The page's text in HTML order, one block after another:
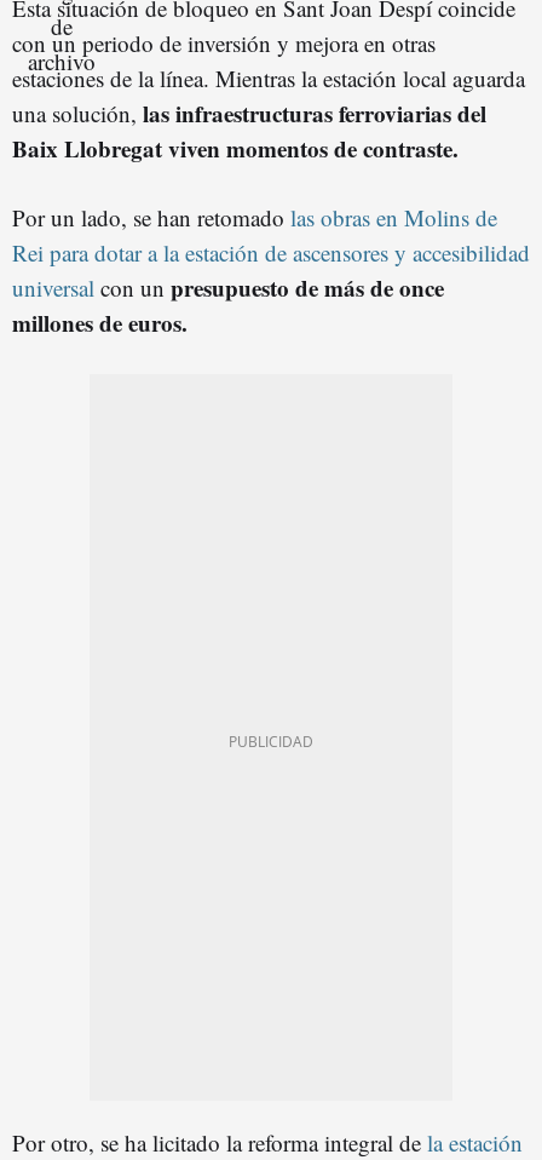
Esta situación de bloqueo en Sant Joan Despí coincide
con un periodo de inversión y mejora en otras
estaciones de la línea. Mientras la estación local aguarda
una solución, las infraestructuras ferroviarias del
Baix Llobregat viven momentos de contraste.
Por un lado, se han retomado las obras en Molins de
Rei para dotar a la estación de ascensores y accesibilidad
universal con un presupuesto de más de once
millones de euros.
Por otro, se ha licitado la reforma integral de la estación